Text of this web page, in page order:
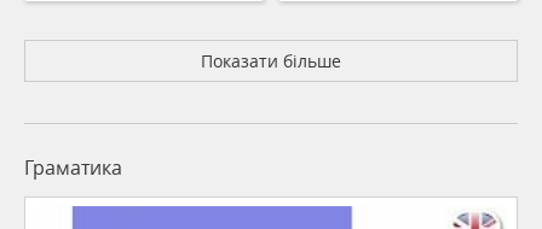
Показати більше
Граматика